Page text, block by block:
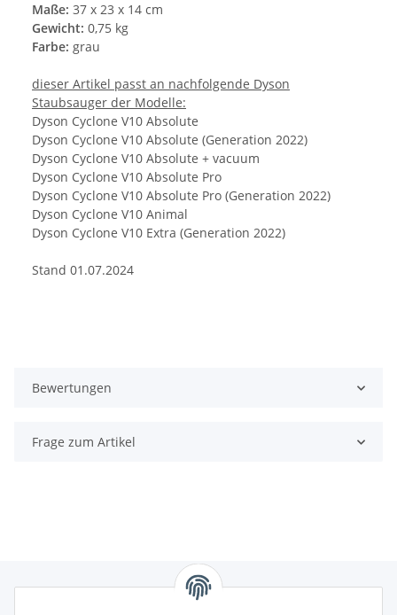
Maße: 37 x 23 x 14 cm
Gewicht: 0,75 kg
Farbe: grau
dieser Artikel passt an nachfolgende Dyson
Staubsauger der Modelle:
Dyson Cyclone V10 Absolute
Dyson Cyclone V10 Absolute (Generation 2022)
Dyson Cyclone V10 Absolute + vacuum
Dyson Cyclone V10 Absolute Pro
Dyson Cyclone V10 Absolute Pro (Generation 2022)
Dyson Cyclone V10 Animal
Dyson Cyclone V10 Extra (Generation 2022)
Stand 01.07.2024
Bewertungen
Frage zum Artikel